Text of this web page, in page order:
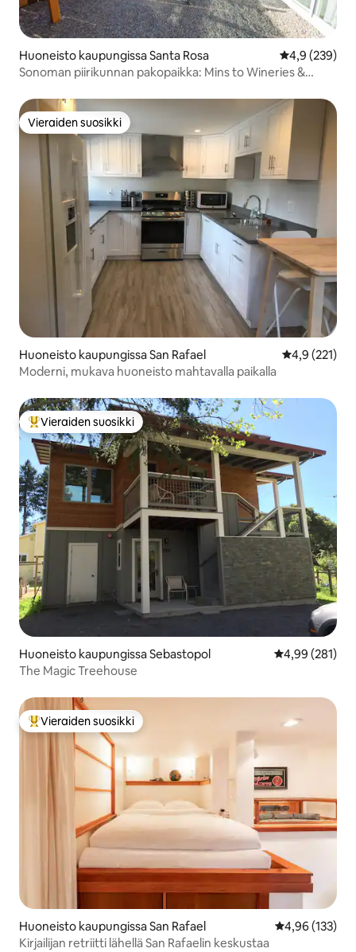
Huoneisto kaupungissa Santa Rosa
4,9 (239)
Sonoman piirikunnan pakopaikka: Mins to Wineries &
Vieraiden suosikki
Vieraiden suosikki
Huoneisto kaupungissa San Rafael
4,9 (221)
Moderni, mukava huoneisto mahtavalla paikalla
Vieraiden suosikkien parhaimmistoa
Vieraiden suosikki
Huoneisto kaupungissa Sebastopol
4,99 (281)
The Magic Treehouse
Vieraiden suosikkien parhaimmistoa
Vieraiden suosikki
Huoneisto kaupungissa San Rafael
4,96 (133)
Kirjailijan retriitti lähellä San Rafaelin keskustaa